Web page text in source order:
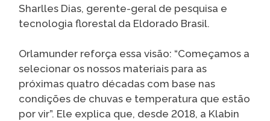
Sharlles Dias, gerente-geral de pesquisa e
tecnologia florestal da Eldorado Brasil.
Orlamunder reforça essa visão: “Começamos a
selecionar os nossos materiais para as
próximas quatro décadas com base nas
condições de chuvas e temperatura que estão
por vir”. Ele explica que, desde 2018, a Klabin